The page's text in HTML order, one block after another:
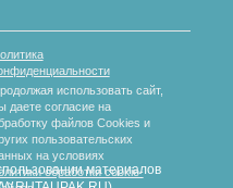
материалов
использовать сайт,
даете согласие на
файлов Cookies и
пользовательских
на условиях
обработки cookie-